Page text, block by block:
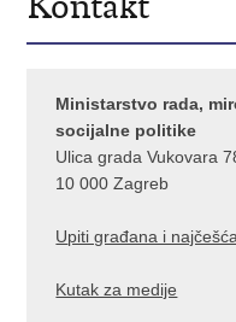
Ministarstvo rada,
socijalne politike
Ulica grada Vukovara
10 000 Zagreb
Upiti građana i
Kutak za medije